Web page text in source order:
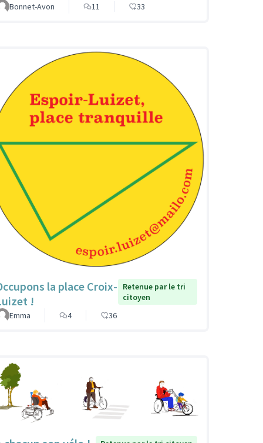
Bonnet-Avon 11 33
la place Croix-
!
Retenue par le tri
citoyen
Emma
4 36